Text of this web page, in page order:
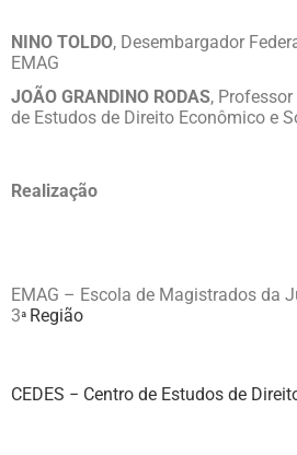
NINO TOLDO, Desembargador
EMAG
JOÃO GRANDINO RODAS, Professor
de Estudos de Direito Econômico e
Realização
EMAG – Escola de Magistrados da
3ª Região
CEDES − Centro de Estudos de